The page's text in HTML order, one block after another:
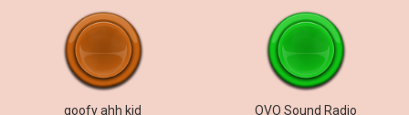
goofy ahh kid OVO Sound Radio